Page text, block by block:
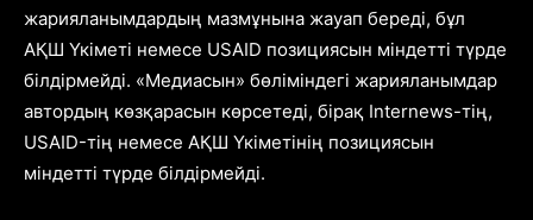
жарияланымдардың мазмұнына жауап береді, бұл
АҚШ Үкіметі немесе USAID позициясын міндетті түрде
білдірмейді. «Медиасын» бөліміндегі жарияланымдар
автордың көзқарасын көрсетеді, бірақ Internews-тің,
USAID-тің немесе АҚШ Үкіметінің позициясын
міндетті түрде білдірмейді.